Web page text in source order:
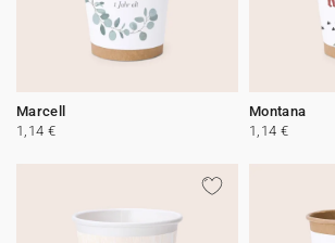
Marcell
1,14 €
Montana
1,14 €